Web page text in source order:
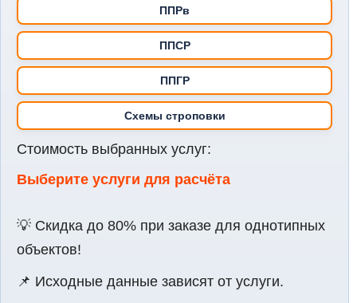
ППРв
ППСР
ППГР
Схемы строповки
Стоимость выбранных услуг:
Выберите услуги для расчёта
💡 Скидка до 80% при заказе для однотипных
объектов!
📌 Исходные данные зависят от услуги.